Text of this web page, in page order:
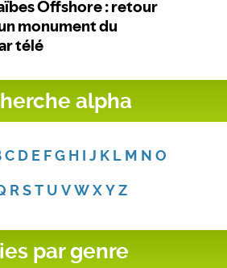
alpha
C D E F G H I J K L M N O
R S T U V W X Y Z
par genre